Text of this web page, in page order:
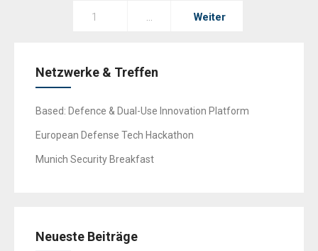
Seitennummerierung
1 … Weiter
Netzwerke & Treffen
Based: Defence & Dual-Use Innovation Platform
European Defense Tech Hackathon
Munich Security Breakfast
Neueste Beiträge